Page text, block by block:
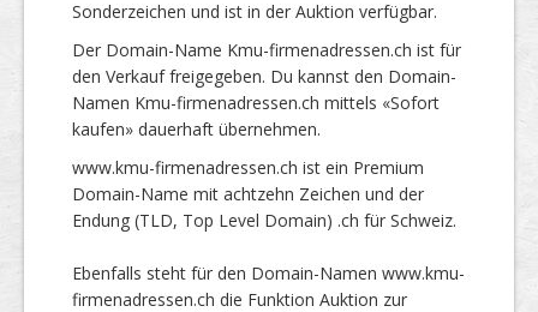
Sonderzeichen und ist in der Auktion verfügbar.
Der Domain-Name Kmu-firmenadressen.ch ist für
den Verkauf freigegeben. Du kannst den Domain-
Namen Kmu-firmenadressen.ch mittels «Sofort
kaufen» dauerhaft übernehmen.
www.kmu-firmenadressen.ch ist ein Premium
Domain-Name mit achtzehn Zeichen und der
Endung (TLD, Top Level Domain) .ch für Schweiz.
Ebenfalls steht für den Domain-Namen www.kmu-
firmenadressen.ch die Funktion Auktion zur